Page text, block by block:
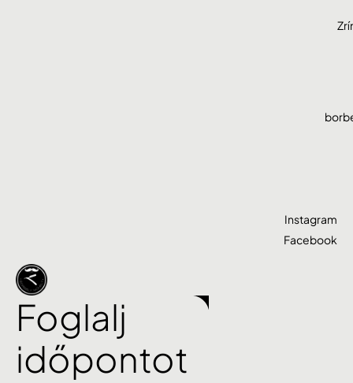
Foglalj
időpontot
Instagram
Facebook